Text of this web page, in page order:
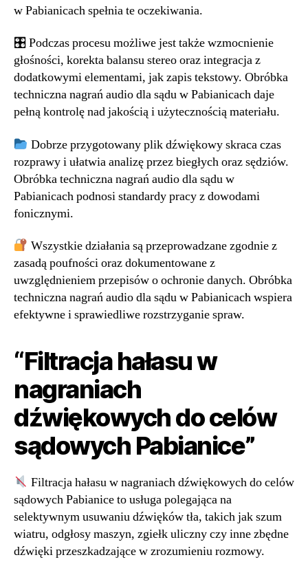
w Pabianicach spełnia te oczekiwania.
🎛 Podczas procesu możliwe jest także wzmocnienie
głośności, korekta balansu stereo oraz integracja z
dodatkowymi elementami, jak zapis tekstowy. Obróbka
techniczna nagrań audio dla sądu w Pabianicach daje
pełną kontrolę nad jakością i użytecznością materiału.
Dobrze przygotowany plik dźwiękowy skraca czas
rozprawy i ułatwia analizę przez biegłych oraz sędziów.
Obróbka techniczna nagrań audio dla sądu w
Pabianicach podnosi standardy pracy z dowodami
fonicznymi.
Wszystkie działania są przeprowadzane zgodnie z
zasadą poufności oraz dokumentowane z
uwzględnieniem przepisów o ochronie danych. Obróbka
techniczna nagrań audio dla sądu w Pabianicach wspiera
efektywne i sprawiedliwe rozstrzyganie spraw.
“Filtracja hałasu w
nagraniach
dźwiękowych do celów
sądowych Pabianice”
Filtracja hałasu w nagraniach dźwiękowych do celów
sądowych Pabianice to usługa polegająca na
selektywnym usuwaniu dźwięków tła, takich jak szum
wiatru, odgłosy maszyn, zgiełk uliczny czy inne zbędne
dźwięki przeszkadzające w zrozumieniu rozmowy.